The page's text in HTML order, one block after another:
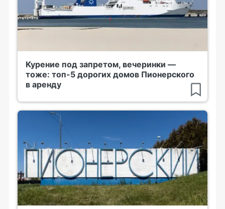
Курение под запретом, вечеринки —
тоже: топ-5 дорогих домов Пионерского
в аренду